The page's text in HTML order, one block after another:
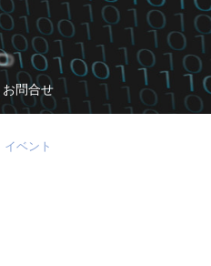
お問合せ
イベント